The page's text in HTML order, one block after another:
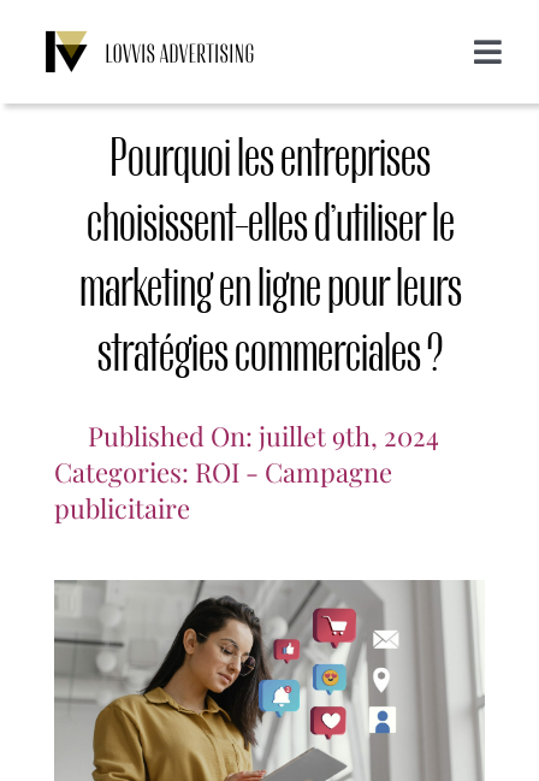
content
Toggle
Services
Emailing
Display
SMS
Clients
Blog
Login
Français
English
Español
Pourquoi les entreprises
choisissent-elles d’utiliser le
marketing en ligne pour leurs
stratégies commerciales ?
Published On: juillet 9th, 2024
Categories: ROI - Campagne
publicitaire